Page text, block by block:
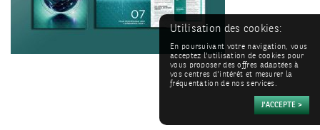
Utilisation des cookies:
En poursuivant votre navigation, vous
acceptez l'utilisation de cookies pour
vous proposer des offres adaptées à
vos centres d'intérêt et mesurer la
fréquentation de nos services.